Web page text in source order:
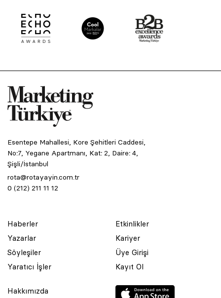
Esentepe Mahallesi, Kore Şehitleri Caddesi,
No:7, Yegane Apartmanı, Kat: 2, Daire: 4,
Şişli/İstanbul
rota@rotayayin.com.tr
0 (212) 211 11 12
Haberler
Yazarlar
Söyleşiler
Yaratıcı İşler
Etkinlikler
Kariyer
Üye Girişi
Kayıt Ol
Hakkımızda